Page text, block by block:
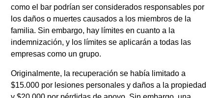
como el bar podrían ser considerados responsables por
los daños o muertes causados a los miembros de la
familia. Sin embargo, hay límites en cuanto a la
indemnización, y los límites se aplicarán a todas las
empresas como un grupo.
Originalmente, la recuperación se había limitado a
$15.000 por lesiones personales y daños a la propiedad